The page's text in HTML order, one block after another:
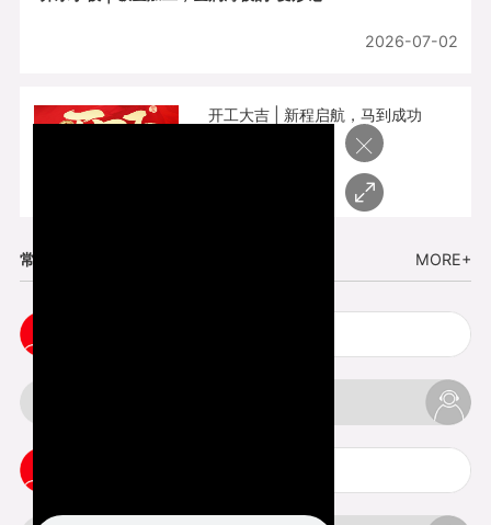
2026-07-02
开工大吉 | 新程启航，马到成功
常见问题 MORE+
×